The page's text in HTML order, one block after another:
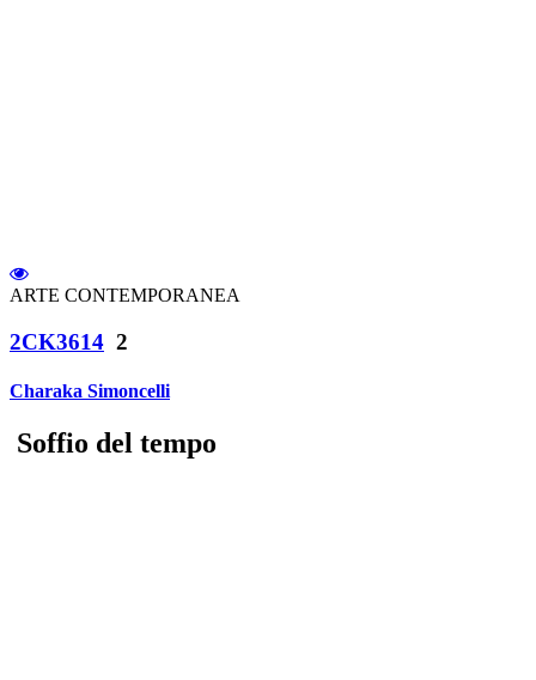
ARTE CONTEMPORANEA
2CK3614 2
Charaka Simoncelli
Soffio del tempo